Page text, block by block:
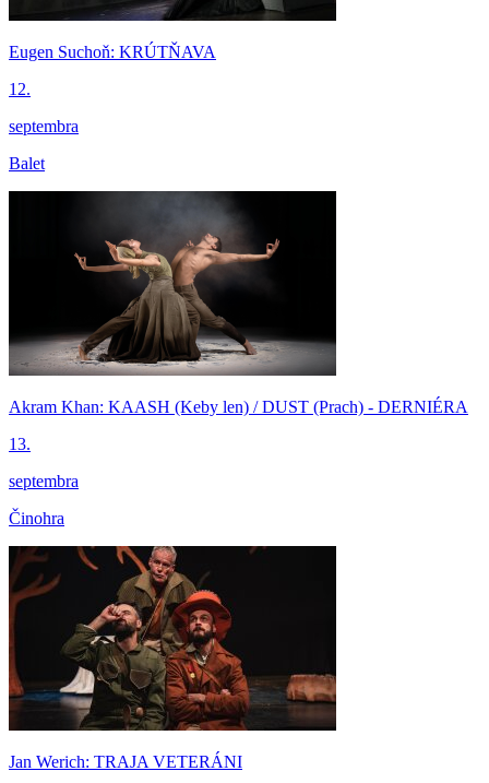
Eugen Suchoň: KRÚTŇAVA
12.
septembra
Balet
Akram Khan: KAASH (Keby len) / DUST (Prach) - DERNIÉRA
13.
septembra
Činohra
Jan Werich: TRAJA VETERÁNI